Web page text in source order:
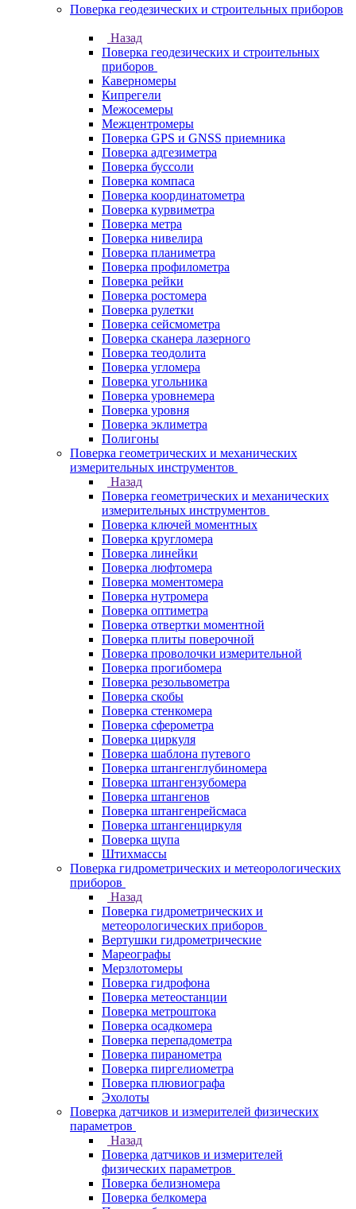
Поверка геодезических и строительных приборов
Назад
Поверка геодезических и строительных
приборов
Каверномеры
Кипрегели
Межосемеры
Межцентромеры
Поверка GPS и GNSS приемника
Поверка адгезиметра
Поверка буссоли
Поверка компаса
Поверка координатометра
Поверка курвиметра
Поверка метра
Поверка нивелира
Поверка планиметра
Поверка профилометра
Поверка рейки
Поверка ростомера
Поверка рулетки
Поверка сейсмометра
Поверка сканера лазерного
Поверка теодолита
Поверка угломера
Поверка угольника
Поверка уровнемера
Поверка уровня
Поверка эклиметра
Полигоны
Поверка геометрических и механических
измерительных инструментов
Назад
Поверка геометрических и механических
измерительных инструментов
Поверка ключей моментных
Поверка кругломера
Поверка линейки
Поверка люфтомера
Поверка моментомера
Поверка нутромера
Поверка оптиметра
Поверка отвертки моментной
Поверка плиты поверочной
Поверка проволочки измерительной
Поверка прогибомера
Поверка резольвометра
Поверка скобы
Поверка стенкомера
Поверка сферометра
Поверка циркуля
Поверка шаблона путевого
Поверка штангенглубиномера
Поверка штангензубомера
Поверка штангенов
Поверка штангенрейсмаса
Поверка штангенциркуля
Поверка щупа
Штихмассы
Поверка гидрометрических и метеорологических
приборов
Назад
Поверка гидрометрических и
метеорологических приборов
Вертушки гидрометрические
Мареографы
Мерзлотомеры
Поверка гидрофона
Поверка метеостанции
Поверка метроштока
Поверка осадкомера
Поверка перепадометра
Поверка пиранометра
Поверка пиргелиометра
Поверка плювиографа
Эхолоты
Поверка датчиков и измерителей физических
параметров
Назад
Поверка датчиков и измерителей
физических параметров
Поверка белизномера
Поверка белкомера